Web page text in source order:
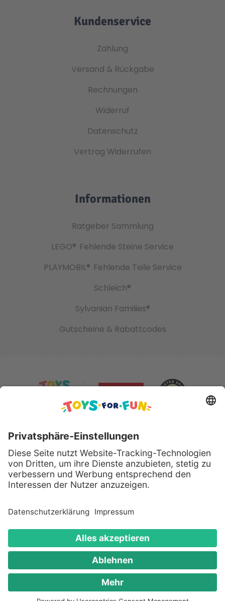
Kundenservice
Zahlung
Versand & Rückgabe
Rechnungen
Widerruf
Datenschutz
Vertrag Widerrufen
Informationen
Ratgeber Sammlung
LEGO® Fehlende Steine Service
PLAYMOBIL® Fehlende Teile Service
Schleich®
Sylvanian Families®
Gutscheine & Rabattcodes
Sicher bezahlen mit:
Alle genannten Produkte und Logos sind eingetragene
Warenzeichen der jeweiligen Hersteller.
Copyright © 2008 - 2026 Toys for Fun GmbH - Alle
Rechte vorbehalten